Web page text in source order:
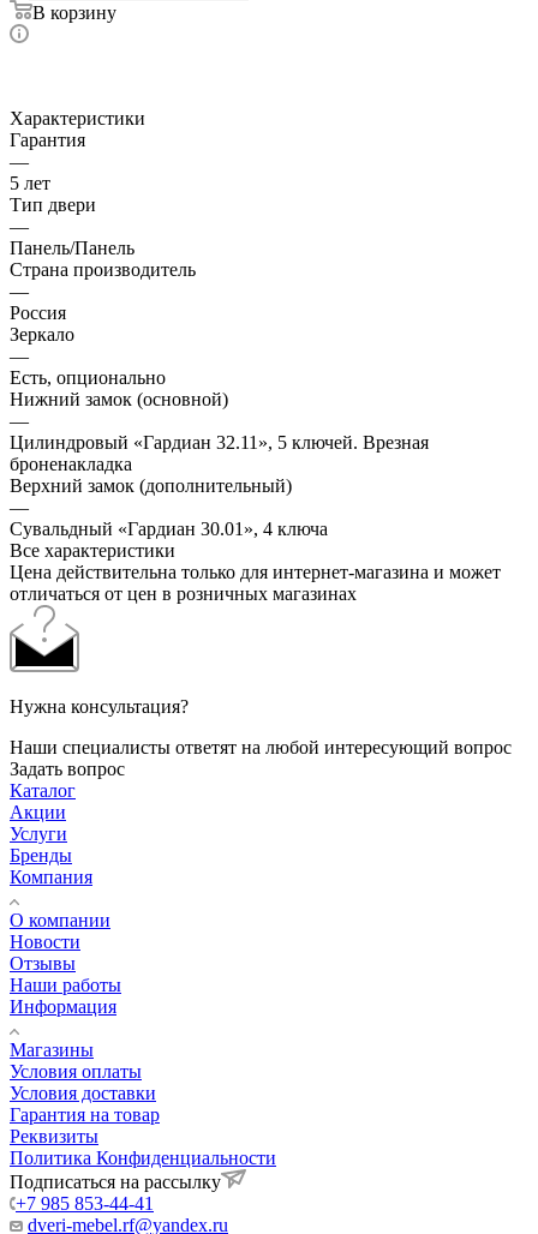
В корзину
Характеристики
Гарантия
—
5 лет
Тип двери
—
Панель/Панель
Страна производитель
—
Россия
Зеркало
—
Есть, опционально
Нижний замок (основной)
—
Цилиндровый «Гардиан 32.11», 5 ключей. Врезная
броненакладка
Верхний замок (дополнительный)
—
Сувальдный «Гардиан 30.01», 4 ключа
Все характеристики
Цена действительна только для интернет-магазина и может
отличаться от цен в розничных магазинах
Нужна консультация?
Наши специалисты ответят на любой интересующий вопрос
Задать вопрос
Каталог
Акции
Услуги
Бренды
Компания
О компании
Новости
Отзывы
Наши работы
Информация
Магазины
Условия оплаты
Условия доставки
Гарантия на товар
Реквизиты
Политика Конфиденциальности
Подписаться на рассылку
+7 985 853-44-41
dveri-mebel.rf@yandex.ru